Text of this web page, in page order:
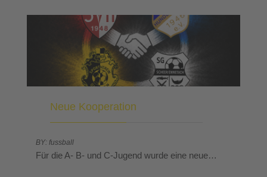
Neue Kooperation
BY: fussball
Für die A- B- und C-Jugend wurde eine neue…